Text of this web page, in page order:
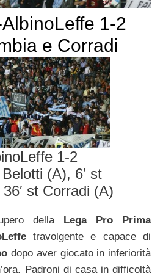
1-2
e Corradi
1-2
(A), 6′ st
st Corradi (A)
della Lega Pro Prima
travolgente e capace di
dopo aver giocato in inferiorità
Padroni di casa in difficoltà